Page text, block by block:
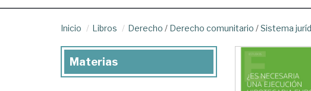
Inicio Libros Derecho / Derecho comunitario /Sistema
Materias